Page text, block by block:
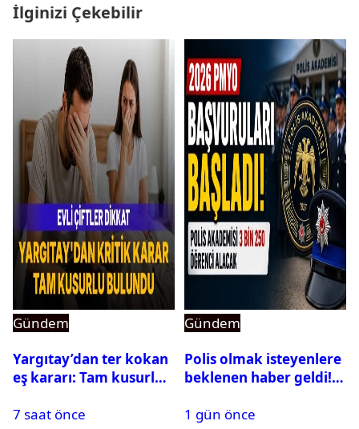
İlginizi Çekebilir
Gündem
Yargıtay’dan ter kokan
eş kararı: Tam kusurlu
7 saat önce
Gündem
Polis olmak isteyenlere
beklenen haber geldi!
1 gün önce